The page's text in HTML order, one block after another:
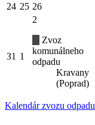
24 25 26
31 1
2
Zvoz
komunálneho
odpadu
Kravany
(Poprad)
Kalendár zvozu odpadu